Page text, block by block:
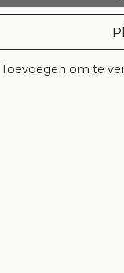
Toevoegen om te